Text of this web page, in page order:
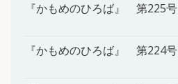
『かもめのひろば』 第225号
『かもめのひろば』 第224号